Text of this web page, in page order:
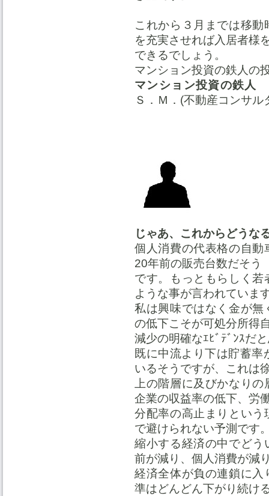
これから３月までは移
を充実させれば入居者様
できるでしょう。
マンション投資の鉄人の
マンション投資の鉄人
Ｓ．Ｍ．(不動産コンサル
じゃあ、これからどうな
個人消費の代表格の自
20年前の販売台数だそう
です。もっともらしく
ような事が言われていま
私は興味ではなく金が
の低下こそが可処分所得
減少の明確なｴﾋﾞﾃﾞﾝｽだ
既に中流より下は貯蓄率
いるそうですが、これは
上の階層に及びかなり
企業の収益率の低下、労
分配率の高止まりとい
で避けられない予測です
縮小する経済の中でど
前が減り、個人消費が減
経済全体が負の連鎖に
準はどんどん下がり続け